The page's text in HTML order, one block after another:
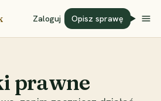
Zaloguj Opisz sprawę
prawne